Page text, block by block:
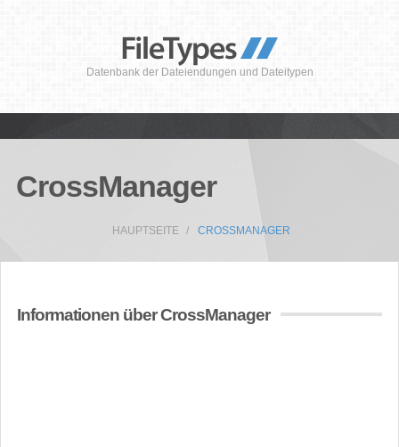
Datenbank der Dateiendungen und Dateitypen
CrossManager
HAUPTSEITE CROSSMANAGER
Informationen über CrossManager